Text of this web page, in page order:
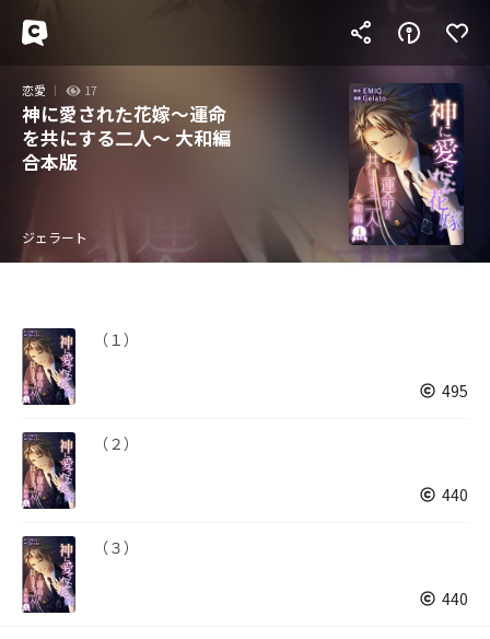
恋愛 17
神に愛された花嫁～運命
を共にする二人～ 大和編
合本版
ジェラート
（１）
495
（２）
440
（３）
440